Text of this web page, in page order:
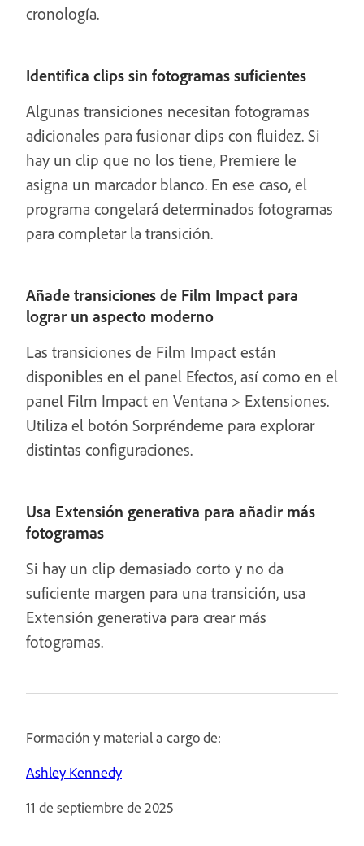
cronología.
Identifica clips sin fotogramas suficientes
Algunas transiciones necesitan fotogramas
adicionales para fusionar clips con fluidez. Si
hay un clip que no los tiene, Premiere le
asigna un marcador blanco. En ese caso, el
programa congelará determinados fotogramas
para completar la transición.
Añade transiciones de Film Impact para
lograr un aspecto moderno
Las transiciones de Film Impact están
disponibles en el panel Efectos, así como en el
panel Film Impact en Ventana > Extensiones.
Utiliza el botón Sorpréndeme para explorar
distintas configuraciones.
Usa Extensión generativa para añadir más
fotogramas
Si hay un clip demasiado corto y no da
suficiente margen para una transición, usa
Extensión generativa para crear más
fotogramas.
Formación y material a cargo de:
Ashley Kennedy
11 de septiembre de 2025